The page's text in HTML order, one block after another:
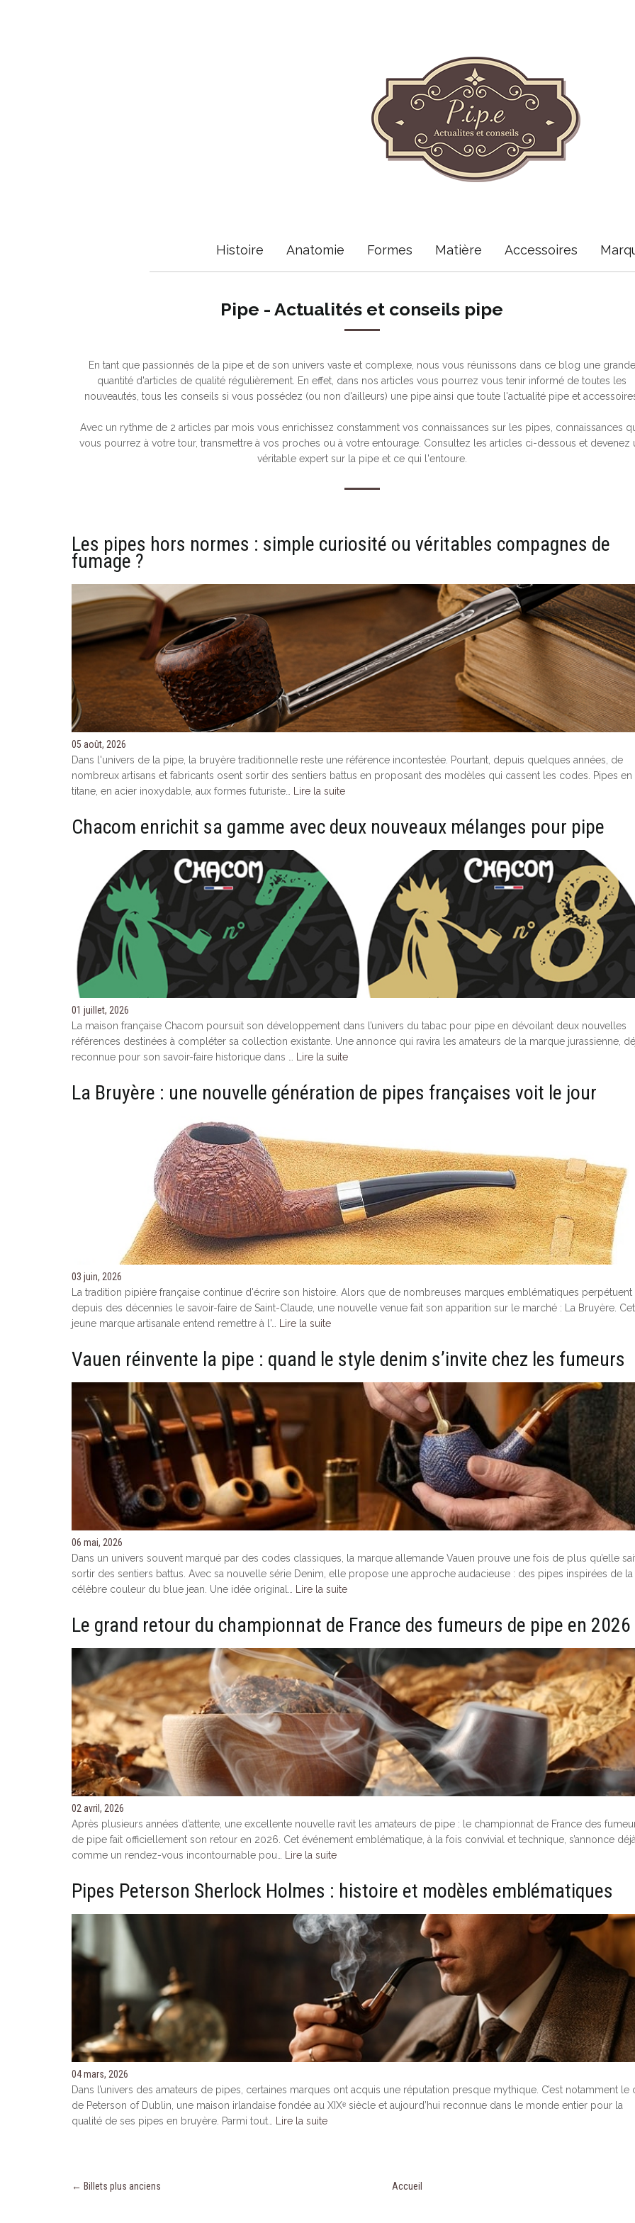
Histoire Anatomie Formes Matière Accessoires
Pipe - Actualités et conseils pipe
En tant que passionnés de la pipe et de son univers vaste et complexe, nous vous réunissons dans ce blog une grande
quantité d'articles de qualité régulièrement. En effet, dans nos articles vous pourrez vous tenir informé de toutes les
nouveautés, tous les conseils si vous possédez (ou non d'ailleurs) une pipe ainsi que toute l'actualité pipe et
Avec un rythme de 2 articles par mois vous enrichissez constamment vos connaissances sur les pipes, connaissances
vous pourrez à votre tour, transmettre à vos proches ou à votre entourage. Consultez les articles ci-dessous et devenez
véritable expert sur la pipe et ce qui l'entoure.
Les pipes hors normes : simple curiosité ou véritables compagnes de
fumage ?
05 août, 2026
Dans l'univers de la pipe, la bruyère traditionnelle reste une référence incontestée. Pourtant, depuis quelques années, de
nombreux artisans et fabricants osent sortir des sentiers battus en proposant des modèles qui cassent les codes. Pipes en
titane, en acier inoxydable, aux formes futuriste…
Lire la suite
Chacom enrichit sa gamme avec deux nouveaux mélanges pour pipe
01 juillet, 2026
La maison française Chacom poursuit son développement dans l’univers du tabac pour pipe en dévoilant deux nouvelles
références destinées à compléter sa collection existante. Une annonce qui ravira les amateurs de la marque jurassienne,
reconnue pour son savoir-faire historique dans … Lire la suite
La Bruyère : une nouvelle génération de pipes françaises voit le jour
03 juin, 2026
La tradition pipière française continue d'écrire son histoire. Alors que de nombreuses marques emblématiques perpétuent
depuis des décennies le savoir-faire de Saint-Claude, une nouvelle venue fait son apparition sur le marché : La Bruyère.
jeune marque artisanale entend remettre à l'… Lire la suite
Vauen réinvente la pipe : quand le style denim s’invite chez les fumeurs
06 mai, 2026
Dans un univers souvent marqué par des codes classiques, la marque allemande Vauen prouve une fois de plus qu’elle
sortir des sentiers battus. Avec sa nouvelle série Denim, elle propose une approche audacieuse : des pipes inspirées de la
célèbre couleur du blue jean. Une idée original…
Lire la suite
Le grand retour du championnat de France des fumeurs de pipe en 2026
02 avril, 2026
Après plusieurs années d’attente, une excellente nouvelle ravit les amateurs de pipe : le championnat de France des
de pipe fait officiellement son retour en 2026. Cet événement emblématique, à la fois convivial et technique, s’annonce
comme un rendez-vous incontournable pou…
Lire la suite
Pipes Peterson Sherlock Holmes : histoire et modèles emblématiques
04 mars, 2026
Dans l’univers des amateurs de pipes, certaines marques ont acquis une réputation presque mythique. C’est notamment le
de Peterson of Dublin, une maison irlandaise fondée au XIXᵉ siècle et aujourd’hui reconnue dans le monde entier pour la
qualité de ses pipes en bruyère. Parmi tout…
Lire la suite
Accueil
← Billets plus anciens